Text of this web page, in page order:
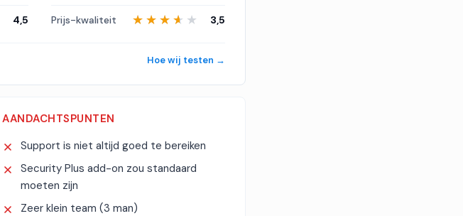
4,5 Prijs-kwaliteit ★★★★★
★★★★★ 3,5
Hoe wij testen →
AANDACHTSPUNTEN
Support is niet altijd goed te bereiken
Security Plus add-on zou standaard
moeten zijn
Zeer klein team (3 man)